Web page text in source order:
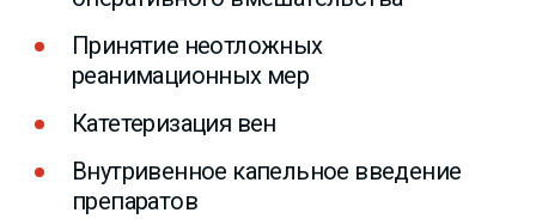
Принятие неотложных
реанимационных мер
Катетеризация вен
Внутривенное капельное введение
препаратов